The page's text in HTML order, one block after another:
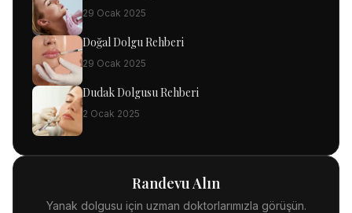
29 Ocak 2025
Doğal Dolgu Rehberi
29 Ocak 2025
Dudak Dolgusu Rehberi
2 Ocak 2025
Randevu Alın
Yanak dolgusu için uzman doktorlarımızla görüşün.